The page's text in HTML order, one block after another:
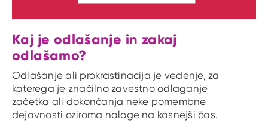
Kaj je odlašanje in zakaj
odlašamo?
Odlašanje ali prokrastinacija je vedenje, za
katerega je značilno zavestno odlaganje
začetka ali dokončanja neke pomembne
dejavnosti oziroma naloge na kasnejši čas.